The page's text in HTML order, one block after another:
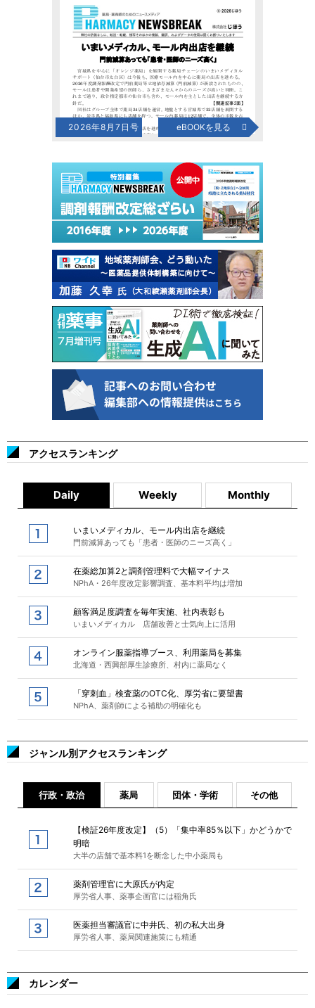
2026年8月7日号 eBOOKを見る
アクセスランキング
Daily Weekly Monthly
いまいメディカル、モール内出店を継続
門前減算あっても「患者・医師のニーズ高く」
在薬総加算2と調剤管理料で大幅マイナス
NPhA・26年度改定影響調査、基本料平均は増加
顧客満足度調査を毎年実施、社内表彰も
いまいメディカル 店舗改善と士気向上に活用
オンライン服薬指導ブース、利用薬局を募集
北海道・西興部厚生診療所、村内に薬局なく
「穿刺血」検査薬のOTC化、厚労省に要望書
NPhA、薬剤師による補助の明確化も
ジャンル別アクセスランキング
行政・政治 薬局 団体・学術 その他
【検証26年度改定】（5）「集中率85％以下」かどうかで
明暗
大半の店舗で基本料1を断念した中小薬局も
薬剤管理官に大原氏が内定
厚労省人事、薬事企画官には稲角氏
医薬担当審議官に中井氏、初の私大出身
厚労省人事、薬局関連施策にも精通
カレンダー